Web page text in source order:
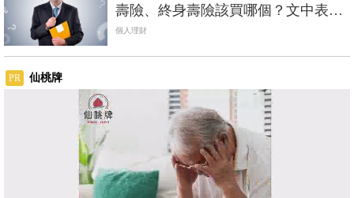
壽險、終身壽險該買哪個？文中表格
有解！
個人理財
PR 仙桃牌